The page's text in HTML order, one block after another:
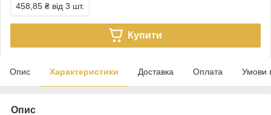
458,85 ₴ від 3 шт.
Купити
Опис Характеристики Доставка Оплата Умови
Опис